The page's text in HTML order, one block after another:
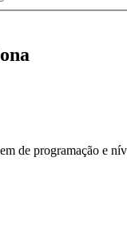
de programação e